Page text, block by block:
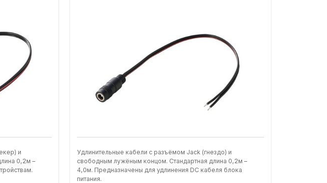
и
0,2м –
Удлинительные кабели с разъёмом Jack (гнездо) и
свободным лужёным концом. Стандартная длина 0,2м –
4,0м. Предназначены для удлинения DC кабеля блока
питания.